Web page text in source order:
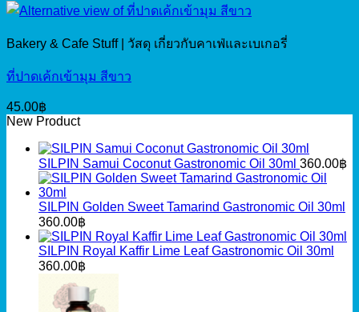
Bakery & Cafe Stuff | วัสดุ เกี่ยวกับคาเฟ่และเบเกอรี่
ที่ปาดเค้กเข้ามุม สีขาว
45.00฿
New Product
SILPIN Samui Coconut Gastronomic Oil 30ml 360.00฿
SILPIN Golden Sweet Tamarind Gastronomic Oil 30ml
360.00฿
SILPIN Royal Kaffir Lime Leaf Gastronomic Oil 30ml
360.00฿